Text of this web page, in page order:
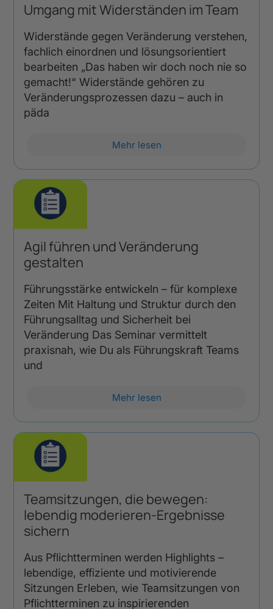
Umgang mit Widerständen im Team
Widerstände gegen Veränderung verstehen,
fachlich einordnen und lösungsorientiert
bearbeiten „Das haben wir doch noch nie so
gemacht!“ Widerstände gehören zu
Veränderungsprozessen dazu – auch in
päda
Mehr lesen
Agil führen und Veränderung
gestalten
Führungsstärke entwickeln – für komplexe
Zeiten Mit Haltung und Struktur durch den
Führungsalltag und Sicherheit bei
Veränderung Das Seminar vermittelt
praxisnah, wie Du als Führungskraft Teams
und
Mehr lesen
Teamsitzungen, die bewegen:
lebendig moderieren-Ergebnisse
sichern
Aus Pflichtterminen werden Highlights –
lebendige, effiziente und motivierende
Sitzungen Erleben, wie Teamsitzungen von
Pflichtterminen zu inspirierenden